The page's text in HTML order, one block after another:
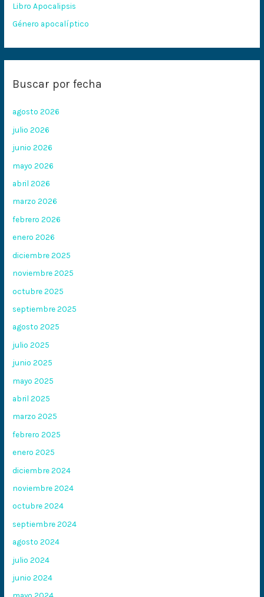
:Libro Apocalipsis
Género apocalíptico
Buscar por fecha
agosto 2026
julio 2026
junio 2026
mayo 2026
abril 2026
marzo 2026
febrero 2026
enero 2026
diciembre 2025
noviembre 2025
octubre 2025
septiembre 2025
agosto 2025
julio 2025
junio 2025
mayo 2025
abril 2025
marzo 2025
febrero 2025
enero 2025
diciembre 2024
noviembre 2024
octubre 2024
septiembre 2024
agosto 2024
julio 2024
junio 2024